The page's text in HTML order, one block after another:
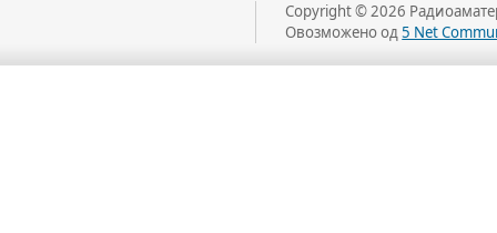
Copyright © 2026
Овозможено од5 Net